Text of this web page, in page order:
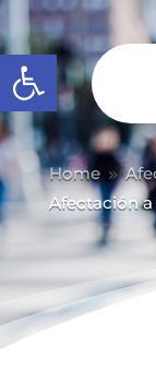
Abrir barra de
Home 9
Afectación